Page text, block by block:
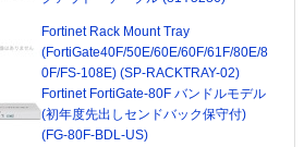
Fortinet Rack Mount Tray
(FortiGate40F/50E/60E/60F/61F/80E/8
0F/FS-108E) (SP-RACKTRAY-02)
Fortinet FortiGate-80F バンドルモデル
(初年度先出しセンドバック保守付)
(FG-80F-BDL-US)